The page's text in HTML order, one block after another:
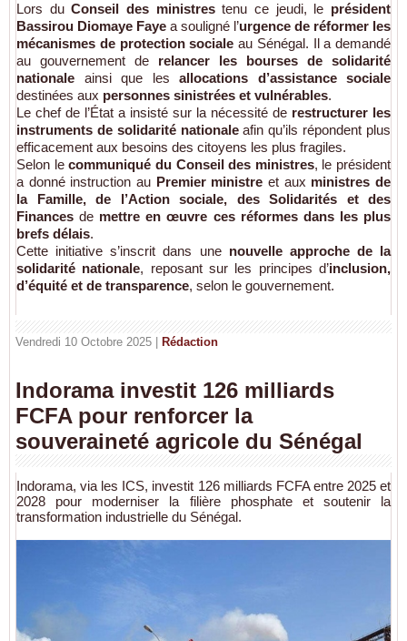
Lors duConseil des ministrestenu ce jeudi, le président
Bassirou Diomaye Faye a souligné l’urgence de réformer les
mécanismes de protection sociale au Sénégal. Il a demandé
au gouvernement de relancer les bourses de solidarité
nationale ainsi que les allocations d’assistance sociale
destinées aux personnes sinistrées et vulnérables.
Le chef de l’État a insisté sur la nécessité de restructurer les
instruments de solidarité nationaleafin qu’ils répondent plus
efficacement aux besoins des citoyens les plus fragiles.
Selon lecommuniqué du Conseil des ministres, le président
a donné instruction au Premier ministre et aux ministres de
la Famille, de l’Action sociale, des Solidarités et des
Finances de mettre en œuvre ces réformes dans les plus
brefs délais.
Cette initiative s’inscrit dans une nouvelle approche de la
solidarité nationale, reposant sur les principes d’inclusion,
d’équité et de transparence, selon le gouvernement.
Vendredi 10 Octobre 2025 | Rédaction
Indorama investit 126 milliards
FCFA pour renforcer la
souveraineté agricole du Sénégal
Indorama, via les ICS, investit 126 milliards FCFA entre 2025 et
2028 pour moderniser la filière phosphate et soutenir la
transformation industrielle du Sénégal.